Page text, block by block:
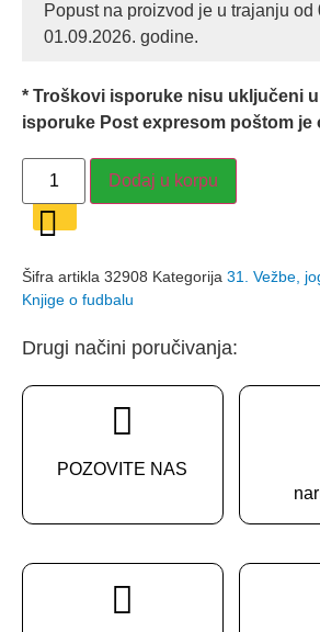
bila:
430.00 RSD.
Popust na proizvod je u trajanju od
01.09.2026. godine.
* Troškovi isporuke nisu uključeni
isporuke Post expresom poštom je
TAJNE
USPEHA
škola
fudbala
Ratković
količina
Dodaj u korpu
Šifra artikla 32908 Kategorija 31. Vežbe,
Knjige o fudbalu
Drugi načini poručivanja:
POZOVITE NAS